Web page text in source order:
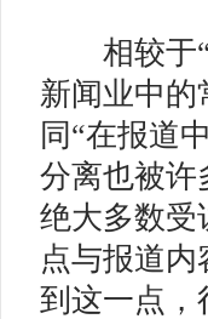
相较于“
新闻业中的
同“在报道
分离也被许
绝大多数受
点与报道
到这一点，